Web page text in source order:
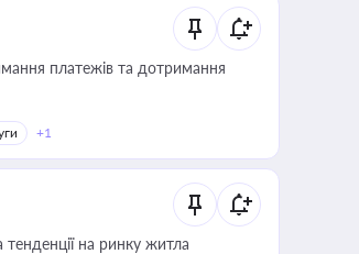
+1
на ринку житла